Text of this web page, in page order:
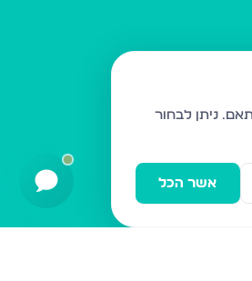
ניתן לבחור
אשר הכל